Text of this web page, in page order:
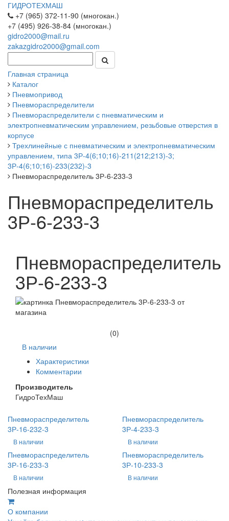
ГИДРОТЕХМАШ
+7 (965) 372-11-90 (многокан.)
+7 (495) 926-38-84 (многокан.)
gidro2000@mail.ru
zakazgidro2000@gmail.com
Главная страница
Каталог
Пневмопривод
Пневмораспределители
Пневмораспределители с пневматическим и
электропневматическим управлением, резьбовые отверстия в
корпусе
Трехлинейные с пневматическим и электропневматическим
управлением, типа 3Р-4(6;10;16)-211(212;213)-3;
3Р-4(6;10;16)-233(232)-3
Пневмораспределитель 3Р-6-233-3
Пневмораспределитель
3Р-6-233-3
Пневмораспределитель
3Р-6-233-3
(0)
В наличии
Характеристики
Комментарии
Производитель
ГидроТехМаш
Пневмораспределитель
3Р-16-232-3
В наличии
Пневмораспределитель
3Р-4-233-3
В наличии
Пневмораспределитель
3Р-16-233-3
В наличии
Пневмораспределитель
3Р-10-233-3
В наличии
Полезная информация
О компании